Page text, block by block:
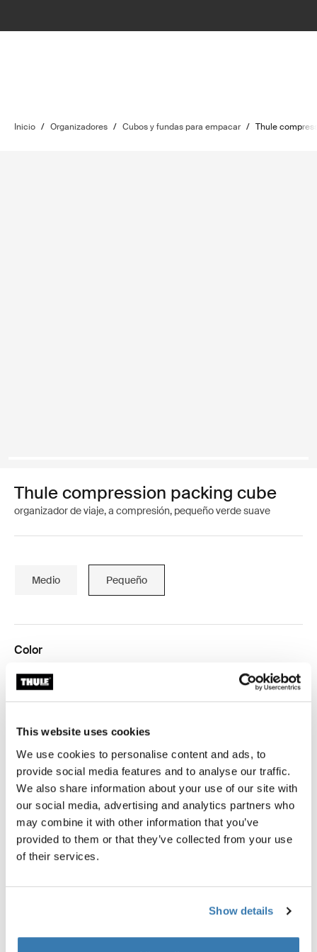
This website uses cookies
We use cookies to personalise content and ads, to
provide social media features and to analyse our traffic.
We also share information about your use of our site with
our social media, advertising and analytics partners who
may combine it with other information that you’ve
provided to them or that they’ve collected from your use
of their services.
Show details
Inicio / Organizadores / Cubos y fundas para empacar / Thule
Thule compression packing cube
organizador de viaje, a compresión, pequeño verde suave
Medio Pequeño
Color
Thule compression packing cube small Blanco
Thule compression packing cube small Gris estanque
Thule compression packing cube small Verde suave
Thule compression packing cube Beige suave
Garantía Thule
Encontrar en tienda
gracias a un organizador de viaje semitransparente